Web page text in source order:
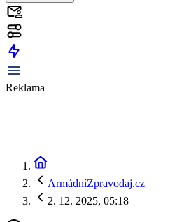
Reklama
ArmádníZpravodaj.cz
2. 12. 2025, 05:18